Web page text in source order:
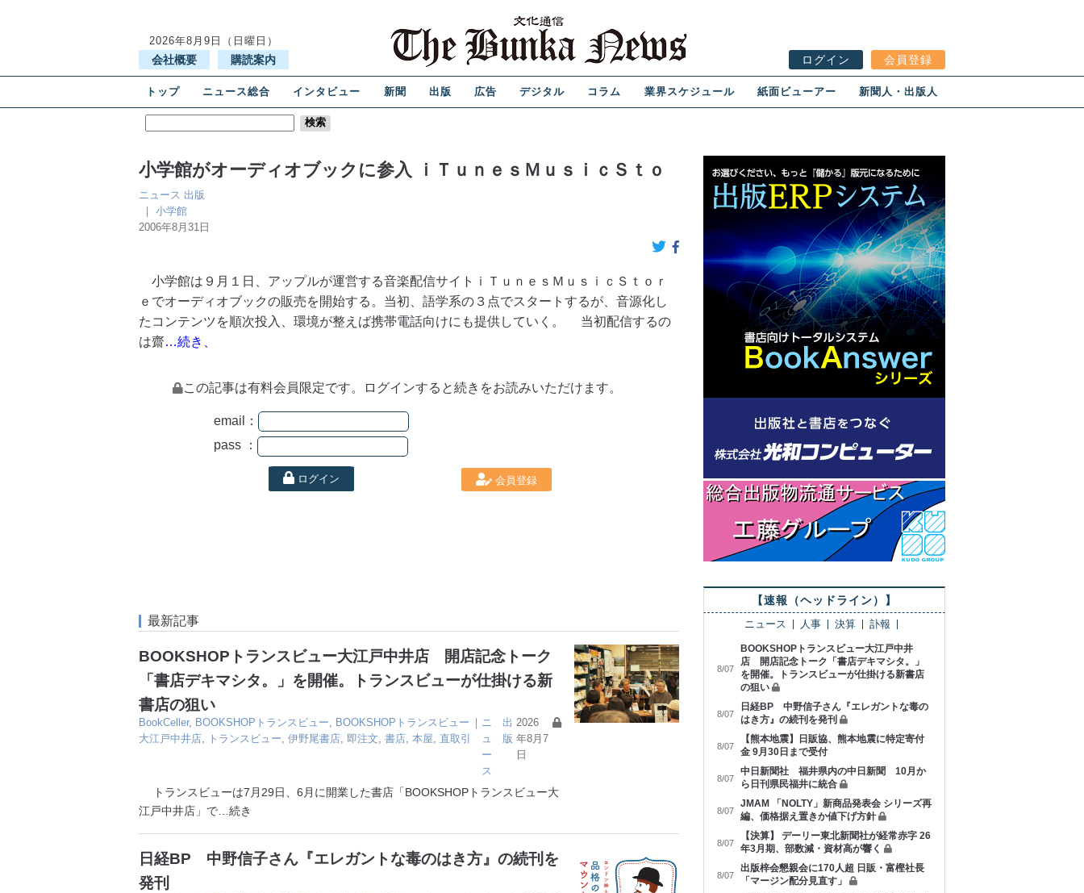
2026年8月9日（日曜日）
会社概要 購読案内 ログイン 会員登録
トップ ニュース総合 インタビュー 新聞 出版 広告 デジタル コラム 業界スケジュール 紙面ビューアー 新聞人・出版人
小学館がオーディオブックに参入 ｉＴｕｎｅｓＭｕｓｉｃＳｔｏ
ニュース 出版
｜ 小学館
2006年8月31日
小学館は９月１日、アップルが運営する音楽配信サイトｉＴｕｎｅｓＭｕｓｉｃＳｔｏｒ
ｅでオーディオブックの販売を開始する。当初、語学系の３点でスタートするが、音源化し
たコンテンツを順次投入、環境が整えば携帯電話向けにも提供していく。 当初配信するの
は齋…続き、
この記事は有料会員限定です。ログインすると続きをお読みいただけます。
email：
pass ：
ログイン 会員登録
最新記事
BOOKSHOPトランスビュー大江戸中井店 開店記念トーク
「書店デキマシタ。」を開催。トランスビューが仕掛ける新
書店の狙い
BookCeller, BOOKSHOPトランスビュー
BOOKSHOPトランスビュー
大江戸中井店
トランスビュー 伊野尾書店 即注文 書店 本屋 直取引
｜ ニ
ュ
ー
ス
出
版
2026
年8月7
日
トランスビューは7月29日、6月に開業した書店「BOOKSHOPトランスビュー大
江戸中井店」で …続き
日経BP 中野信子さん『エレガントな毒のはき方』の続刊を
発刊
【速報（ヘッドライン）】
ニュース 人事 決算 訃報
8/07
BOOKSHOPトランスビュー大江戸中井
店 開店記念トーク「書店デキマシタ。」
を開催。トランスビューが仕掛ける新書店
の狙い
8/07
日経BP 中野信子さん『エレガントな毒の
はき方』の続刊を発刊
8/07
【熊本地震】日販協、熊本地震に特定寄付
金 9月30日まで受付
8/07
中日新聞社 福井県内の中日新聞 10月か
ら日刊県民福井に統合
8/07
JMAM 「NOLTY」新商品発表会 シリーズ再
編、価格据え置きか値下げ方針
8/07
【決算】 デーリー東北新聞社が経常赤字 26
年3月期、部数減・資材高が響く
8/07
出版梓会懇親会に170人超 日販・富樫社長
「マージン配分見直す」